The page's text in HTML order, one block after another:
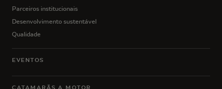
Parceiros institucionais
Desenvolvimento sustentável
Qualidade
EVENTOS
CATAMARÃS A MOTOR